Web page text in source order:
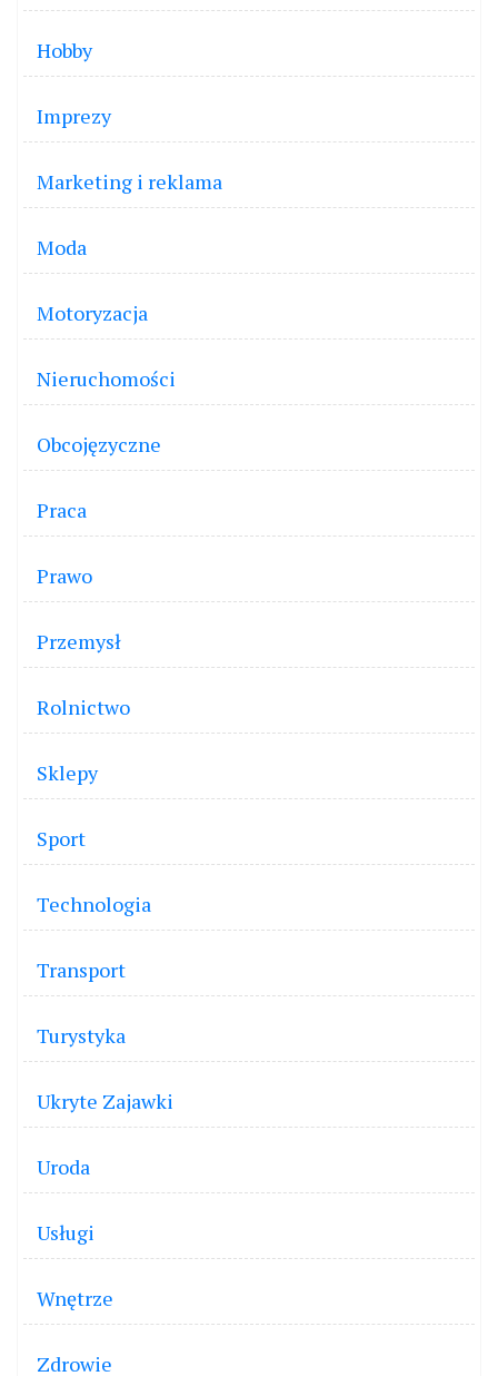
Hobby
Imprezy
Marketing i reklama
Moda
Motoryzacja
Nieruchomości
Obcojęzyczne
Praca
Prawo
Przemysł
Rolnictwo
Sklepy
Sport
Technologia
Transport
Turystyka
Ukryte Zajawki
Uroda
Usługi
Wnętrze
Zdrowie